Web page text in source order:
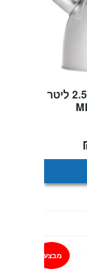
קומקום נירוסטה שורק 2.5 ליטר
הוא:
מבצע!